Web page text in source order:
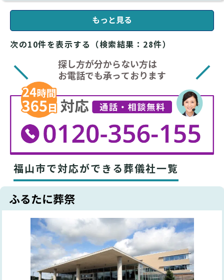
もっと見る
次の10件を表示する（検索結果：28件）
探し方が分からない方は
お電話でも承っております
福山市で対応ができる葬儀社一覧
ふるたに葬祭